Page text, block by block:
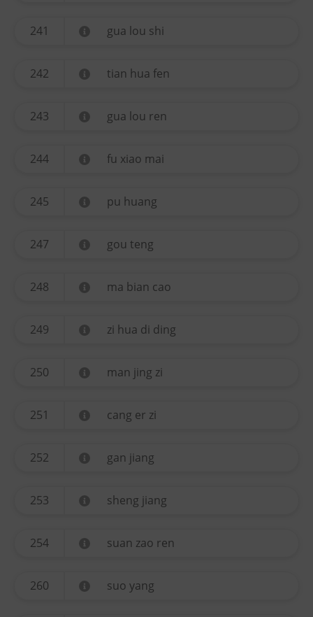
241 gua lou shi
242 tian hua fen
243 gua lou ren
244 fu xiao mai
245 pu huang
247 gou teng
248 ma bian cao
249 zi hua di ding
250 man jing zi
251 cang er zi
252 gan jiang
253 sheng jiang
254 suan zao ren
260 suo yang